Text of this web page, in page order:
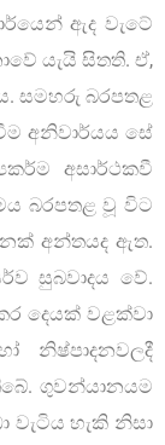
ඇද වැටේ
යැයි සිතති. ඒ,
සමහරු බරපතළ
අනිවාර්යය සේ
අසාර්ථකවී
බරපතළ වූ විට
අන්තයද ඇත.
සුබවාදය වේ.
දෙයක් වළක්වා
නිෂ්පාදනවලදී
ගුවන්යානයම
වැටිය හැකි නිසා